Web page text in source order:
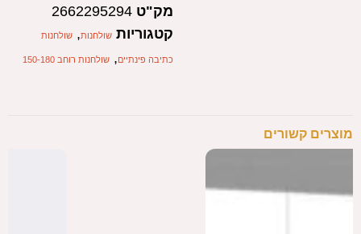
מק"ט2662295294
קטגוריות שולחנות,שולחנות
כתיבה פינתיים,שולחנות רוחב 150-180
מוצרים קשורים